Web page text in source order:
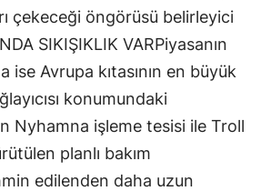
çekeceği öngörüsü belirleyici
SIKIŞIKLIK VARPiyasanın
Avrupa kıtasının en büyük
konumundaki
Nyhamna işleme tesisi ile Troll
planlı bakım
edilenden daha uzun